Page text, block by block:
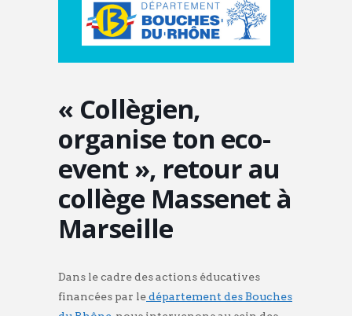
« Collègien,
organise ton eco-
event », retour au
collège Massenet à
Marseille
Dans le cadre des actions éducatives
financées par ledépartement des Bouches